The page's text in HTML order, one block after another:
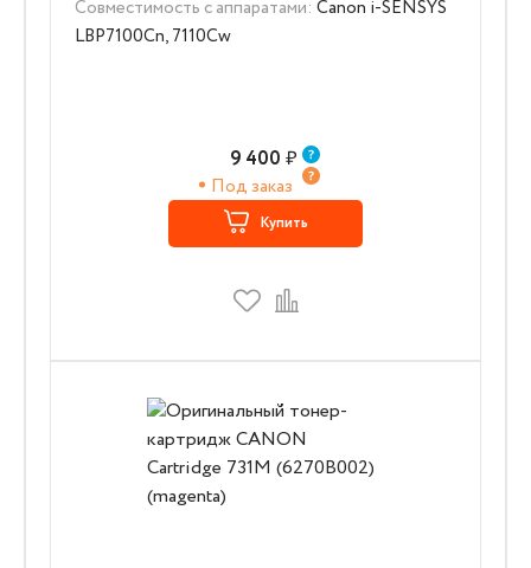
Совместимость с аппаратами: Canon i-SENSYS
LBP7100Cn, 7110Cw
9 400 ₽
Под заказ
Купить